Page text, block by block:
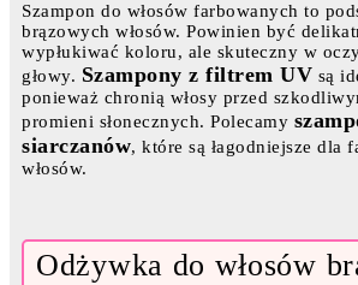
Szampon do włosów farbowanych to
brązowych włosów. Powinien być
wypłukiwać koloru, ale skuteczny w
głowy. Szampony z filtrem UV są
ponieważ chronią włosy przed
promieni słonecznych. Polecamy
siarczanów, które są łagodniejsze dla
włosów.
Odżywka do włosów